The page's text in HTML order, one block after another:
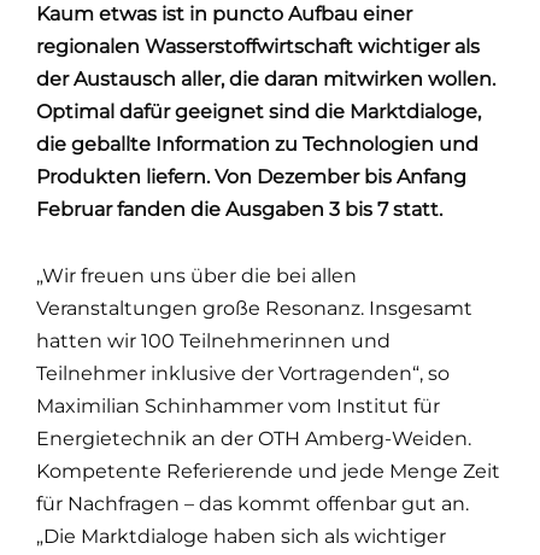
Kaum etwas ist in puncto Aufbau einer
regionalen Wasserstoffwirtschaft wichtiger als
der Austausch aller, die daran mitwirken wollen.
Optimal dafür geeignet sind die Marktdialoge,
die geballte Information zu Technologien und
Produkten liefern. Von Dezember bis Anfang
Februar fanden die Ausgaben 3 bis 7 statt.
„Wir freuen uns über die bei allen
Veranstaltungen große Resonanz. Insgesamt
hatten wir 100 Teilnehmerinnen und
Teilnehmer inklusive der Vortragenden“, so
Maximilian Schinhammer vom Institut für
Energietechnik an der OTH Amberg-Weiden.
Kompetente Referierende und jede Menge Zeit
für Nachfragen – das kommt offenbar gut an.
„Die Marktdialoge haben sich als wichtiger